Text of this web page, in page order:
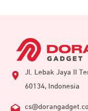
Jl. Lebak Jaya II
60134, Indonesia